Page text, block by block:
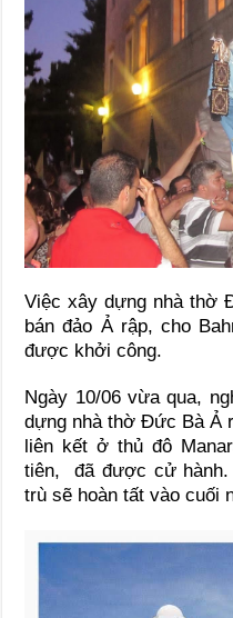
Việc xây dựng nhà thờ
bán đảo Ả rập, cho
được khởi công.
Ngày 10/06 vừa qua,
dựng nhà thờ Đức Bà Ả
liên kết ở thủ đô
tiên, đã được cử
trù sẽ hoàn tất vào cuối